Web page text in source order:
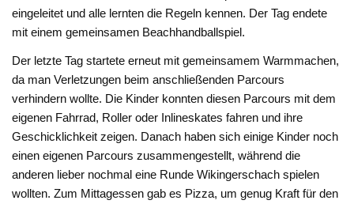
eingeleitet und alle lernten die Regeln kennen. Der Tag endete
mit einem gemeinsamen Beachhandballspiel.
Der letzte Tag startete erneut mit gemeinsamem Warmmachen,
da man Verletzungen beim anschließenden Parcours
verhindern wollte. Die Kinder konnten diesen Parcours mit dem
eigenen Fahrrad, Roller oder Inlineskates fahren und ihre
Geschicklichkeit zeigen. Danach haben sich einige Kinder noch
einen eigenen Parcours zusammengestellt, während die
anderen lieber nochmal eine Runde Wikingerschach spielen
wollten. Zum Mittagessen gab es Pizza, um genug Kraft für den